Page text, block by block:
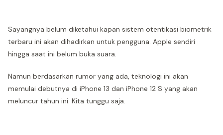
Sayangnya belum diketahui kapan sistem otentikasi biometrik
terbaru ini akan dihadirkan untuk pengguna. Apple sendiri
hingga saat ini belum buka suara.
Namun berdasarkan rumor yang ada, teknologi ini akan
memulai debutnya di iPhone 13 dan iPhone 12 S yang akan
meluncur tahun ini. Kita tunggu saja.